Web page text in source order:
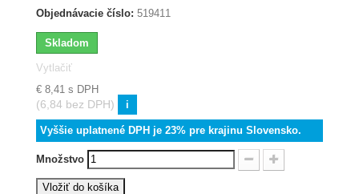
Objednávacie číslo: 519411
Skladom
Vytlačiť
€ 8,41 s DPH
(6,84 bez DPH) i
Vyššie uplatnené DPH je 23% pre krajinu Slovensko.
Množstvo
Vložiť do košíka